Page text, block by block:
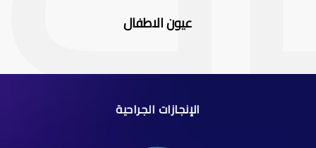
عيون الاطفال
الإنجازات الجراحية